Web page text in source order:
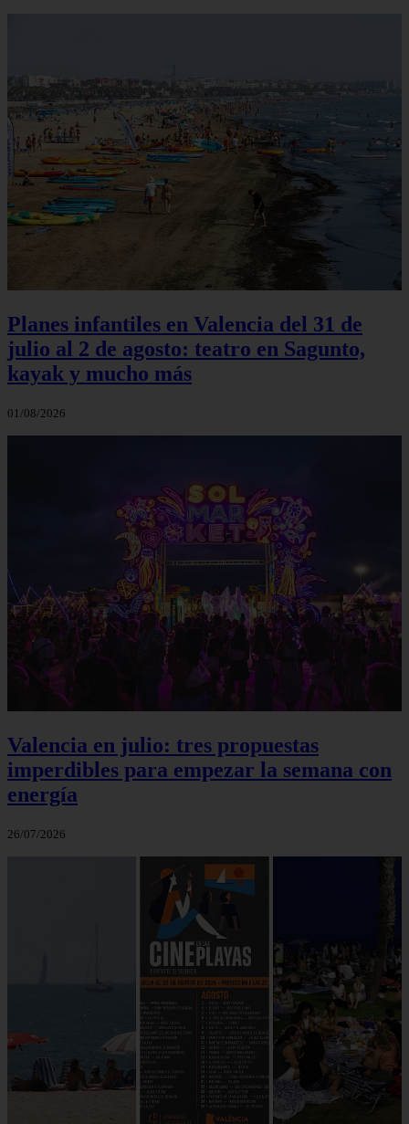
Planes infantiles en Valencia del 31 de
julio al 2 de agosto: teatro en Sagunto,
kayak y mucho más
01/08/2026
Valencia en julio: tres propuestas
imperdibles para empezar la semana con
energía
26/07/2026